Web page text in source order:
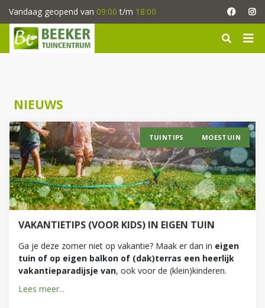
a
Vandaag geopend van 09:00 t/m 18:00
NIEUWS
VAKANTIETIPS (VOOR KIDS) IN EIGEN TUIN
Ga je deze zomer niet op vakantie? Maak er dan in eigen
tuin of op eigen balkon of (dak)terras een heerlijk
vakantieparadijsje van, ook voor de (klein)kinderen.
Lees meer...
MOESTUIN
TUINTIPS